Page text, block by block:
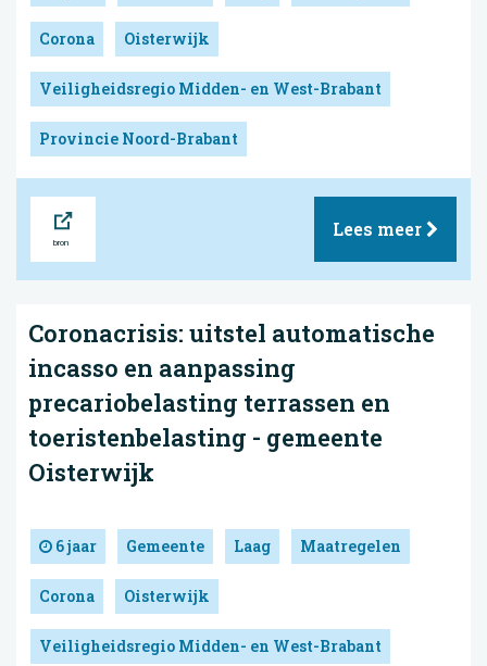
Corona Oisterwijk
Veiligheidsregio Midden- en West-Brabant
Provincie Noord-Brabant
Lees meer
Coronacrisis: uitstel automatische
incasso en aanpassing
precariobelasting terrassen en
toeristenbelasting - gemeente
Oisterwijk
6 jaar Gemeente Laag Maatregelen
Corona Oisterwijk
Veiligheidsregio Midden- en West-Brabant